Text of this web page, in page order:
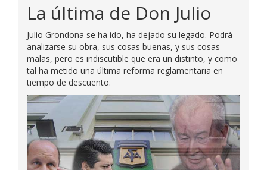
La última de Don Julio
Julio Grondona se ha ido, ha dejado su legado. Podrá
analizarse su obra, sus cosas buenas, y sus cosas
malas, pero es indiscutible que era un distinto, y como
tal ha metido una última reforma reglamentaria en
tiempo de descuento.